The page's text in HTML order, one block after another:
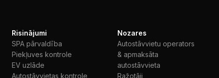
Risinājumi
SPA pārvaldība
Piekļuves kontrole
EV uzlāde
Autostāvvietas kontrole
Nozares
Autostāvvietu operators
& apmaksāta
autostāvvieta
Ražotāji